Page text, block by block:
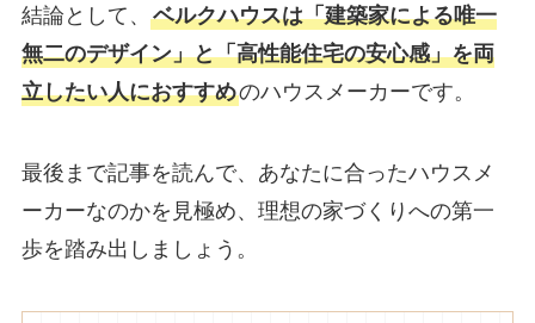
結論として、 ベルクハウスは「建築家による唯一
無二のデザイン」と「高性能住宅の安心感」を両
立したい人におすすめのハウスメーカーです。
最後まで記事を読んで、あなたに合ったハウスメ
ーカーなのかを見極め、理想の家づくりへの第一
歩を踏み出しましょう。